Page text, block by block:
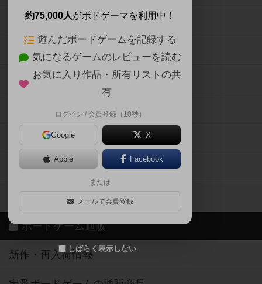
約75,000人がボドゲーマを利用中！
遊んだボードゲームを記録する
気になるゲームのレビューを読む
お気に入り作品・所有リストの共
有
ログイン / 会員登録（10秒）
Google X
Apple Facebook
または
メールで会員登録
しばらく表示しない
ボードゲームの新着レビュー
ボードゲーム会情報
メカニクス特集
掲示板・トピックス
ボドとも・会員一覧
ボードゲーム業界コラム
ボドゲーマご利用案内
ボードゲーム通販
新作・再入荷情報